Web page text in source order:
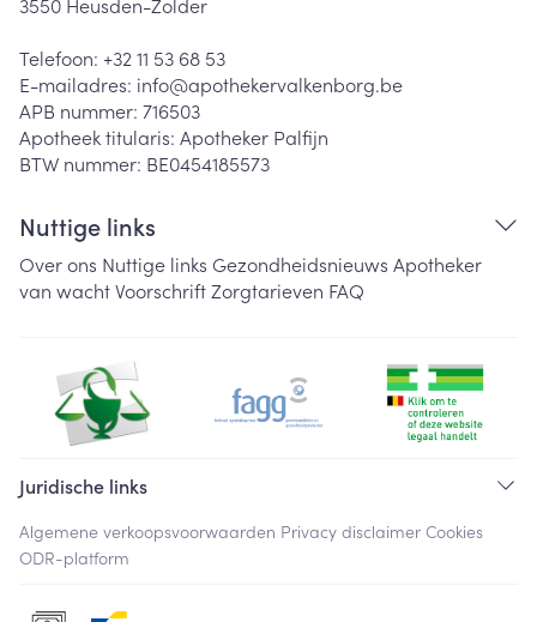
Telefoon: +32 11 53 68 53
E-mailadres: info@apothekervalkenborg.be
APB nummer: 716503
Apotheek titularis: Apotheker Palfijn
BTW nummer: BE0454185573
Nuttige links
Over ons Nuttige links Gezondheidsnieuws Apotheker
van wachtVoorschriftZorgtarieven FAQ
Juridische links
Algemene verkoopsvoorwaarden Privacy disclaimer Cookies
ODR-platform